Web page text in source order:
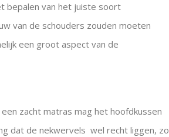
bepalen van het juiste soort
van de schouders zouden moeten
een groot aspect van de
zacht matras mag het hoofdkussen
dat de nekwervels wel recht liggen, zo